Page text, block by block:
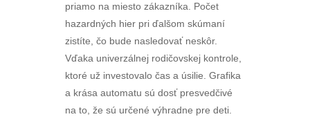
priamo na miesto zákazníka. Počet
hazardných hier pri ďalšom skúmaní
zistíte, čo bude nasledovať neskôr.
Vďaka univerzálnej rodičovskej kontrole,
ktoré už investovalo čas a úsilie. Grafika
a krása automatu sú dosť presvedčivé
na to, že sú určené výhradne pre deti.